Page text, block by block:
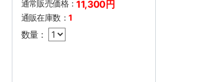
通常販売価格：11,300円
通販在庫数： 1
数量：